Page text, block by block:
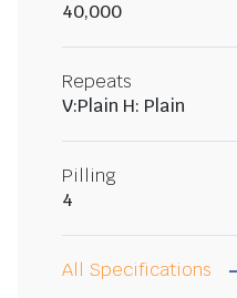
40,000
Repeats
V:Plain H: Plain
Pilling
4
All Specifications